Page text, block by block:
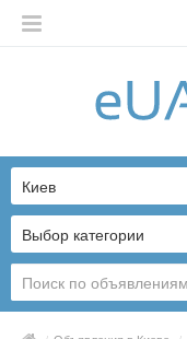
Українська
Выбор категории
Киев